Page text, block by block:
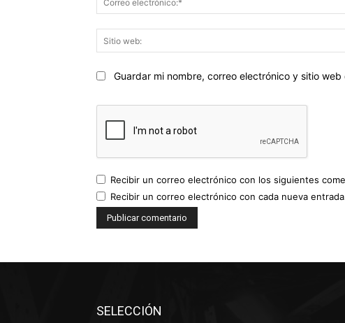
Guardar mi nombre, correo electrónico y sitio
Recibir un correo electrónico con los siguientes
Recibir un correo electrónico con cada nueva
SELECCIÓN